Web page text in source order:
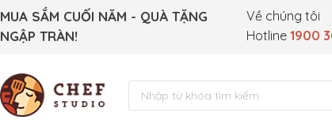
MUA SẮM CUỐI NĂM - QUÀ TẶNG
NGẬP TRÀN!
Về chúng tôi
Hotline1900